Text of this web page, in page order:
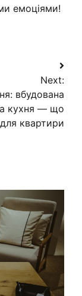
емоціями!
Next:
вбудована
кухня — що
квартири